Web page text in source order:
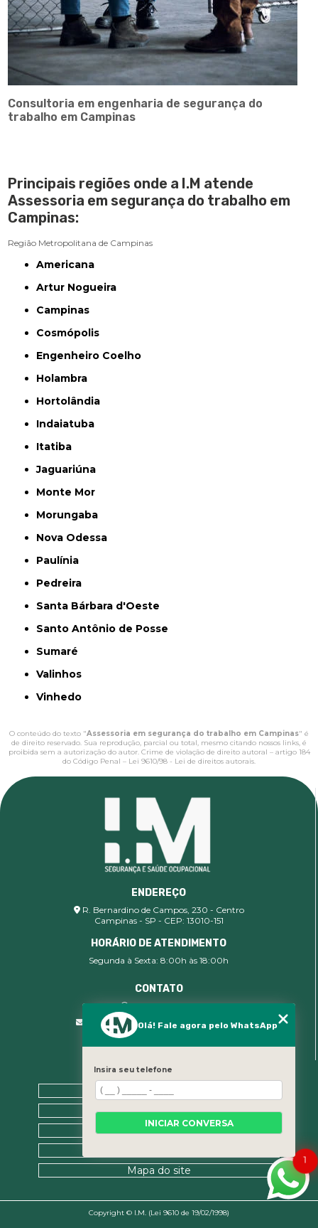
Consultoria em engenharia de segurança do
trabalho em Campinas
Principais regiões onde a I.M atende
Assessoria em segurança do trabalho em
Campinas:
Região Metropolitana de Campinas
Americana
Artur Nogueira
Campinas
Cosmópolis
Engenheiro Coelho
Holambra
Hortolândia
Indaiatuba
Itatiba
Jaguariúna
Monte Mor
Morungaba
Nova Odessa
Paulínia
Pedreira
Santa Bárbara d'Oeste
Santo Antônio de Posse
Sumaré
Valinhos
Vinhedo
O conteúdo do texto "Assessoria em segurança do trabalho em Campinas" é
de direito reservado. Sua reprodução, parcial ou total, mesmo citando nossos links, é
proibida sem a autorização do autor. Crime de violação de direito autoral – artigo 184
do Código Penal – Lei 9610/98 - Lei de direitos autorais.
ENDEREÇO
R. Bernardino de Campos, 230 - Centro
Campinas - SP - CEP: 13010-151
HORÁRIO DE ATENDIMENTO
Segunda à Sexta: 8:00h às 18:00h
CONTATO
(19) 99400-9142
comercial@imsegocupacional.com.br
MENU
Home
Sobre nós
Contato
Mapa do site
Copyright © I.M. (Lei 9610 de 19/02/1998)
1
Olá! Fale agora pelo WhatsApp
Insira seu telefone
INICIAR CONVERSA